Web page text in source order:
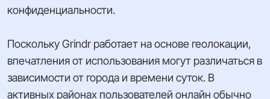
конфиденциальности.
Поскольку Grindr работает на основе геолокации,
впечатления от использования могут различаться в
зависимости от города и времени суток. В
активных районах пользователей онлайн обычно